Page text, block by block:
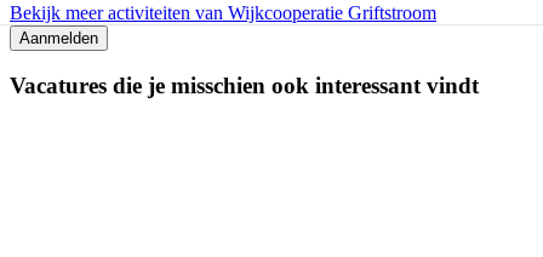
Bekijk meer activiteiten van Wijkcooperatie Griftstroom
Aanmelden
Vacatures die je misschien ook interessant vindt